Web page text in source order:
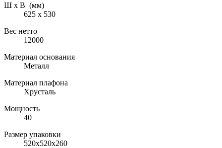
Ш х В (мм)
625 х 530
Вес нетто
12000
Материал основания
Металл
Материал плафона
Хрусталь
Мощность
40
Размер упаковки
520x520x260